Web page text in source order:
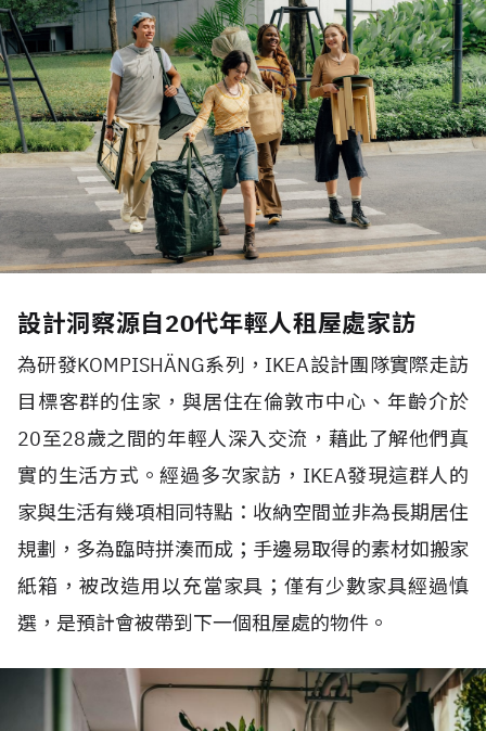
設計洞察源自20代年輕人租屋處家訪
為研發KOMPISHÄNG系列，IKEA設計團隊實際走訪
目標客群的住家，與居住在倫敦市中心、年齡介於
20至28歲之間的年輕人深入交流，藉此了解他們真
實的生活方式。經過多次家訪，IKEA發現這群人的
家與生活有幾項相同特點：收納空間並非為長期居住
規劃，多為臨時拼湊而成；手邊易取得的素材如搬家
紙箱，被改造用以充當家具；僅有少數家具經過慎
選，是預計會被帶到下一個租屋處的物件。